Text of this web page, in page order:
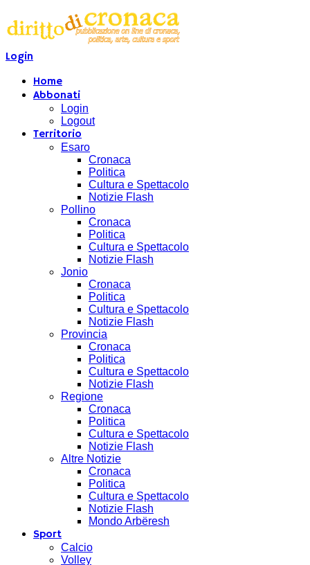
Login
Home
Abbonati
Login
Logout
Territorio
Esaro
Cronaca
Politica
Cultura e Spettacolo
Notizie Flash
Pollino
Cronaca
Politica
Cultura e Spettacolo
Notizie Flash
Jonio
Cronaca
Politica
Cultura e Spettacolo
Notizie Flash
Provincia
Cronaca
Politica
Cultura e Spettacolo
Notizie Flash
Regione
Cronaca
Politica
Cultura e Spettacolo
Notizie Flash
Altre Notizie
Cronaca
Politica
Cultura e Spettacolo
Notizie Flash
Mondo Arbëresh
Sport
Calcio
Volley